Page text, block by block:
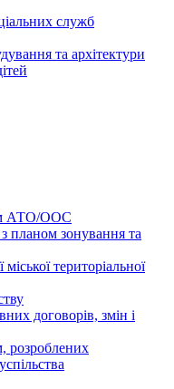
служб
та архітектури
АТО/ООС
планом зонування та
територіальної
договорів, змін і
розроблених